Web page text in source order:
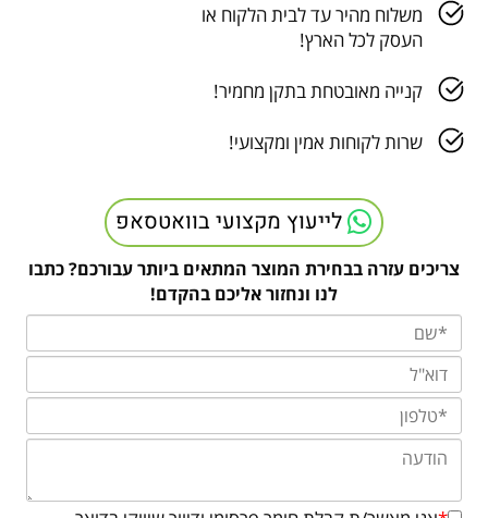
משלוח מהיר עד לבית הלקוח או
העסק לכל הארץ!
קנייה מאובטחת בתקן מחמיר!
שרות לקוחות אמין ומקצועי!
לייעוץ מקצועי בוואטסאפ
צריכים עזרה בבחירת המוצר המתאים ביותר עבורכם? כתבו
לנו ונחזור אליכם בהקדם!